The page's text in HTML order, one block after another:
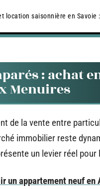
location saisonnière en Savoie
: achat
Menuires
de la vente entre
immobilier reste
un levier réel pour
un appartement neuf